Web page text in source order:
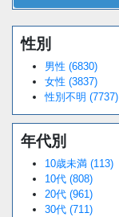
性別
男性 (6830)
女性 (3837)
性別不明 (7737)
年代別
10歳未満 (113)
10代 (808)
20代 (961)
30代 (711)